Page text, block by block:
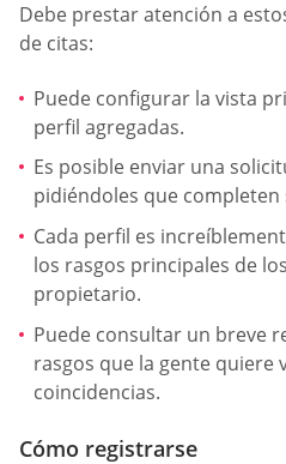
Debe prestar atención a
de citas:
Puede configurar la vista
perfil agregadas.
Es posible enviar una
pidiéndoles que completen
Cada perfil es
los rasgos principales de
propietario.
Puede consultar un breve
rasgos que la gente quiere
coincidencias.
Cómo registrarse